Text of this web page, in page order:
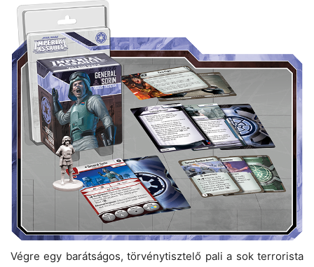
Végre egy barátságos, törvénytisztelő pali a sok terrorista